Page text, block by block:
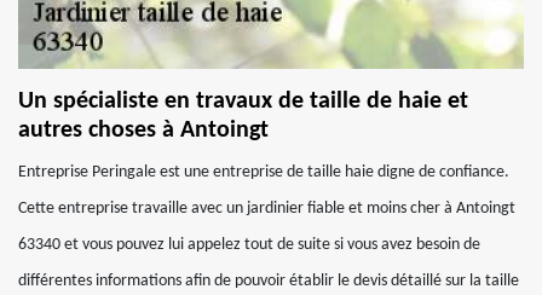
Un spécialiste en travaux de taille de haie et
autres choses à Antoingt
Entreprise Peringale est une entreprise de taille haie digne de confiance.
Cette entreprise travaille avec un jardinier fiable et moins cher à Antoingt
63340 et vous pouvez lui appelez tout de suite si vous avez besoin de
différentes informations afin de pouvoir établir le devis détaillé sur la taille